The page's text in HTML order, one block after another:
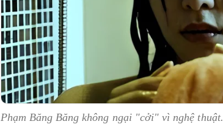
Phạm Băng Băng không ngại "cởi" vì nghệ thuật.